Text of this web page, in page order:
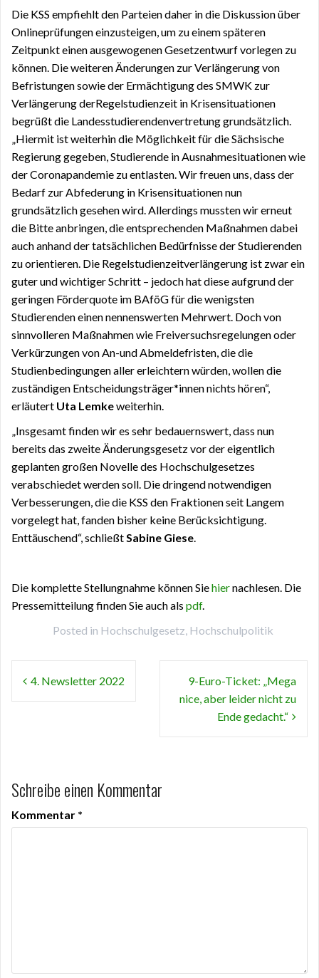
Die KSS empfiehlt den Parteien daher in die Diskussion über
Onlineprüfungen einzusteigen, um zu einem späteren
Zeitpunkt einen ausgewogenen Gesetzentwurf vorlegen zu
können. Die weiteren Änderungen zur Verlängerung von
Befristungen sowie der Ermächtigung des SMWK zur
Verlängerung derRegelstudienzeit in Krisensituationen
begrüßt die Landesstudierendenvertretung grundsätzlich.
„Hiermit ist weiterhin die Möglichkeit für die Sächsische
Regierung gegeben, Studierende in Ausnahmesituationen wie
der Coronapandemie zu entlasten. Wir freuen uns, dass der
Bedarf zur Abfederung in Krisensituationen nun
grundsätzlich gesehen wird. Allerdings mussten wir erneut
die Bitte anbringen, die entsprechenden Maßnahmen dabei
auch anhand der tatsächlichen Bedürfnisse der Studierenden
zu orientieren. Die Regelstudienzeitverlängerung ist zwar ein
guter und wichtiger Schritt – jedoch hat diese aufgrund der
geringen Förderquote im BAföG für die wenigsten
Studierenden einen nennenswerten Mehrwert. Doch von
sinnvolleren Maßnahmen wie Freiversuchsregelungen oder
Verkürzungen von An-und Abmeldefristen, die die
Studienbedingungen aller erleichtern würden, wollen die
zuständigen Entscheidungsträger*innen nichts hören“,
erläutert Uta Lemkeweiterhin.
„Insgesamt finden wir es sehr bedauernswert, dass nun
bereits das zweite Änderungsgesetz vor der eigentlich
geplanten großen Novelle des Hochschulgesetzes
verabschiedet werden soll. Die dringend notwendigen
Verbesserungen, die die KSS den Fraktionen seit Langem
vorgelegt hat, fanden bisher keine Berücksichtigung.
Enttäuschend“, schließtSabine Giese.
Die komplette Stellungnahme können Siehiernachlesen. Die
Pressemitteilung finden Sie auch als pdf.
Posted in Hochschulgesetz, Hochschulpolitik
Beitragsnavigation
4. Newsletter 2022
9-Euro-Ticket: „Mega
nice, aber leider nicht zu
Ende gedacht.“
Schreibe einen Kommentar
Kommentar *